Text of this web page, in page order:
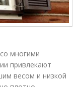
многими
привлекают
весом и низкой